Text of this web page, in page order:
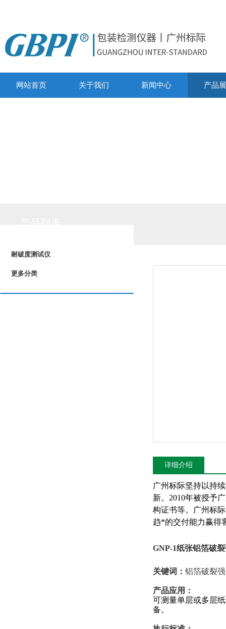
网站首页 关于我们 新闻中心 产品
耐破度测试仪
更多分类
详细介绍
广州标际坚持以持
新。 2010年被授予
构证书等。广州标
趋*的交付能力赢得
GNP-1纸张铝箔破
关键词 ： 铝箔破裂
产品应用：
可测量单层或多层
备。